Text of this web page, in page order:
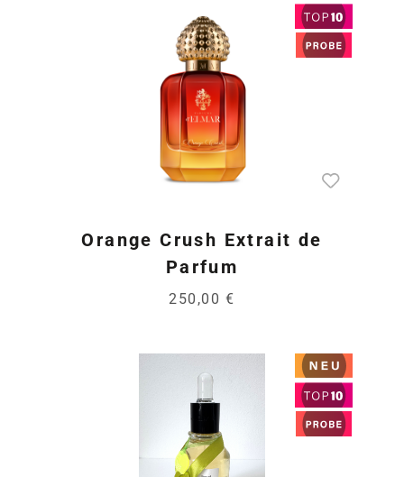
Orange Crush Extrait de
Parfum
250,00 €